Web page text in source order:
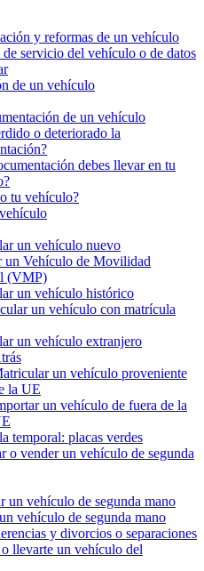
y reformas de un vehículo
servicio del vehículo o de datos
de un vehículo
de un vehículo
o deteriorado la
debes llevar en tu
tu vehículo?
un vehículo nuevo
un Vehículo de Movilidad
(VMP)
un vehículo histórico
un vehículo con matrícula
un vehículo extranjero
un vehículo proveniente
la UE
un vehículo de fuera de la
temporal: placas verdes
o vender un vehículo de segunda
un vehículo de segunda mano
vehículo de segunda mano
y divorcios o separaciones
o llevarte un vehículo del